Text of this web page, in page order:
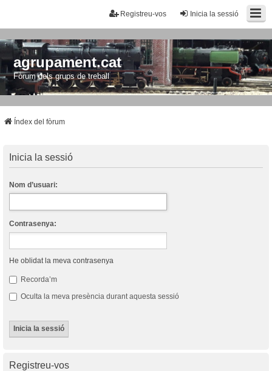
Inicia la sessió
Registreu-vos
agrupament.cat
Fòrum dels grups de treball
Índex del fòrum
Inicia la sessió
Nom d’usuari:
Contrasenya:
He oblidat la meva contrasenya
Recorda’m
Oculta la meva presència durant aquesta sessió
Registreu-vos